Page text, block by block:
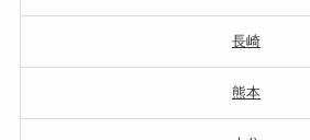
長崎
熊本